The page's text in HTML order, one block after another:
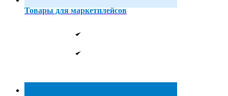
Товары для маркетплейсов